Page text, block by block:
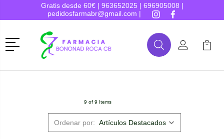
Gratis desde 60€ | 963652025 | 696905008 |
pedidosfarmabr@gmail.com |
Menú
BuscarMi Cuenta
Mi
9 of 9 Items
Ordenar por: